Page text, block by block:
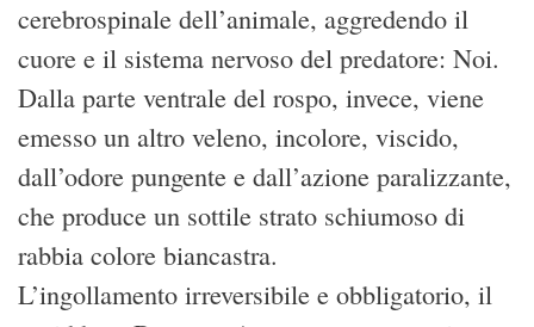
cerebrospinale dell’animale, aggredendo il
cuore e il sistema nervoso del predatore: Noi.
Dalla parte ventrale del rospo, invece, viene
emesso un altro veleno, incolore, viscido,
dall’odore pungente e dall’azione paralizzante,
che produce un sottile strato schiumoso di
rabbia colore biancastra.
L’ingollamento irreversibile e obbligatorio, il